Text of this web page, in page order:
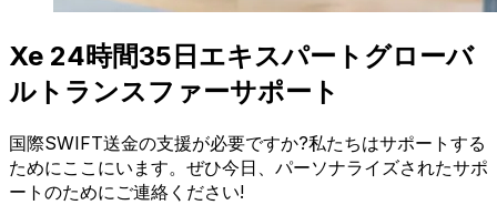
Xe 24時間35日エキスパートグローバ
ルトランスファーサポート
国際SWIFT送金の支援が必要ですか?私たちはサポートする
ためにここにいます。ぜひ今日、パーソナライズされたサポ
ートのためにご連絡ください!